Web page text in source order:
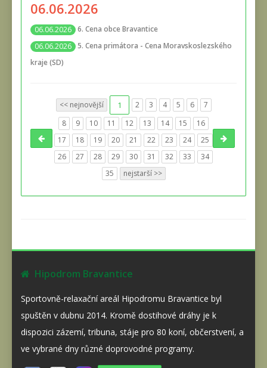
06.06.2026
06.06.2026 6. Cena obce Bravantice
06.06.2026 5. Cena primátora - Cena Moravskoslezského
kraje (SD)
<< nejnovější 1 2 3 4 5 6
7
8
9 10 11 12 13 14 15
16
17
18 19 20 21 22 23 24
25
26
27 28 29 30 31 32 33
34
35
nejstarší >>
Hipodrom Bravantice
Sportovně-relaxační areál Hipodromu Bravantice byl
spuštěn v dubnu 2014. Kromě dostihové dráhy je k
dispozici zázemí, tribuna, stáje pro 80 koní, občerstvení, a
ve vybrané dny různé doprovodné programy.